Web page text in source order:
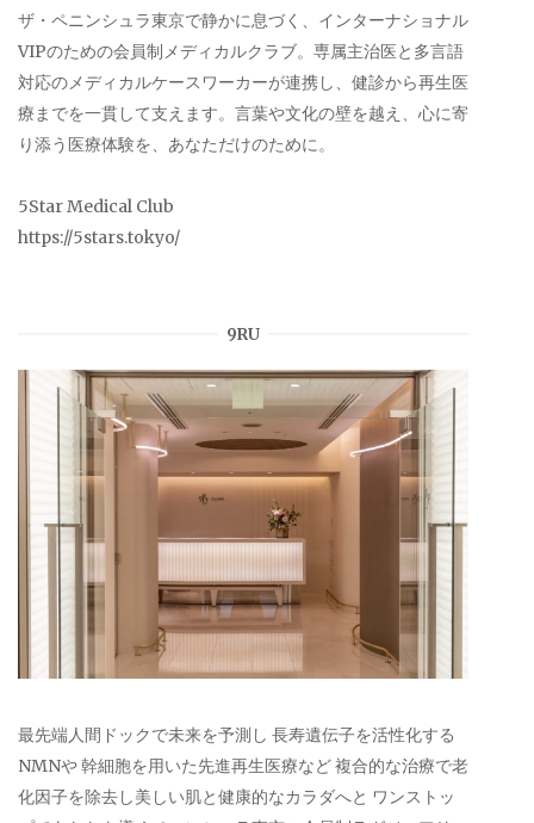
ザ・ペニンシュラ東京で静かに息づく、インターナショナル
VIPのための会員制メディカルクラブ。専属主治医と多言語
対応のメディカルケースワーカーが連携し、健診から再生医
療までを一貫して支えます。言葉や文化の壁を越え、心に寄
り添う医療体験を、あなただけのために。
5Star Medical Club
https://5stars.tokyo/
9RU
最先端人間ドックで未来を予測し 長寿遺伝子を活性化する
NMNや 幹細胞を用いた先進再生医療など 複合的な治療で老
化因子を除去し美しい肌と健康的なカラダへと ワンストッ